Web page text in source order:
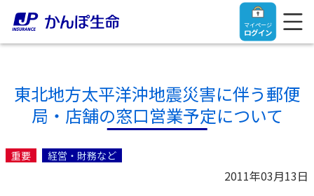
マイページ
ログイン
トップ
ご契約者さま
東北地方太平洋沖地震災害に伴う郵便
局・店舗の窓口営業予定について
重要 経営・財務など
2011年03月13日